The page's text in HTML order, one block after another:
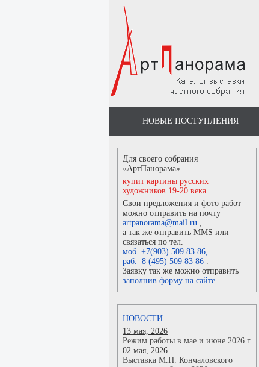
НОВЫЕ ПОСТУПЛЕНИЯ
Для своего собрания
«АртПанорама»
купит картины русских
художников 19-20 века.
Свои предложения и фото работ
можно отправить на почту
artpanorama@mail.ru ,
а так же отправить MMS или
связаться по тел.
моб. +7(903) 509 83 86,
раб. 8 (495) 509 83 86 .
Заявку так же можно отправить
заполнив форму на сайте.
НОВОСТИ
13 мая, 2026
Режим работы в мае и июне 2026 г.
02 мая, 2026
Выставка М.П. Кончаловского